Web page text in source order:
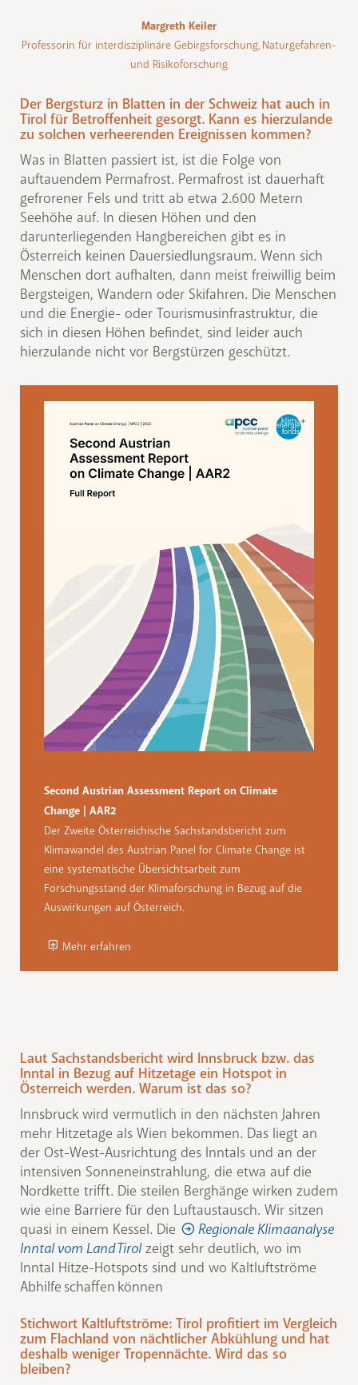
Margreth Keiler
Professorin für interdisziplinäre Gebirgsforschung, Naturgefahren-
und Risikoforschung
Der Bergsturz in Blatten in der Schweiz hat auch in
Tirol für Betroffenheit gesorgt. Kann es hierzulande
zu solchen verheerenden Ereignissen kommen?
Was in Blatten passiert ist, ist die Folge von
auftauendem Permafrost. Permafrost ist dauerhaft
gefrorener Fels und tritt ab etwa 2.600 Metern
Seehöhe auf. In diesen Höhen und den
darunterliegenden Hangbereichen gibt es in
Österreich keinen Dauersiedlungsraum. Wenn sich
Menschen dort aufhalten, dann meist freiwillig beim
Bergsteigen, Wandern oder Skifahren. Die Menschen
und die Energie- oder Tourismusinfrastruktur, die
sich in diesen Höhen befindet, sind leider auch
hierzulande nicht vor Bergstürzen geschützt.
Second Austrian Assessment Report on Climate
Change | AAR2
Der Zweite Österreichische Sachstandsbericht zum
Klimawandel des Austrian Panel for Climate Change ist
eine systematische Übersichtsarbeit zum
Forschungsstand der Klimaforschung in Bezug auf die
Auswirkungen auf Österreich.
Mehr erfahren
Laut Sachstandsbericht wird Innsbruck bzw. das
Inntal in Bezug auf Hitzetage ein Hotspot in
Österreich werden. Warum ist das so?
Innsbruck wird vermutlich in den nächsten Jahren
mehr Hitzetage als Wien bekommen. Das liegt an
der Ost-West-Ausrichtung des Inntals und an der
intensiven Sonneneinstrahlung, die etwa auf die
Nordkette trifft. Die steilen Berghänge wirken zudem
wie eine Barriere für den Luftaustausch. Wir sitzen
quasi in einem Kessel. Die
Regionale Klimaanalyse
Inntal vom Land Tirolzeigt sehr deutlich, wo im
Inntal Hitze-Hotspots sind und wo Kaltluftströme
Abhilfe schaffen können
Stichwort Kaltluftströme: Tirol profitiert im Vergleich
zum Flachland von nächtlicher Abkühlung und hat
deshalb weniger Tropennächte. Wird das so
bleiben?